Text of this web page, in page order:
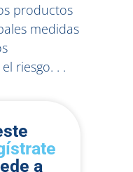
productos
medidas
riesgo. . .
a